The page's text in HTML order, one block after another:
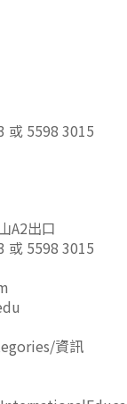
或 5598 3015
A2出口
或 5598 3015
資訊